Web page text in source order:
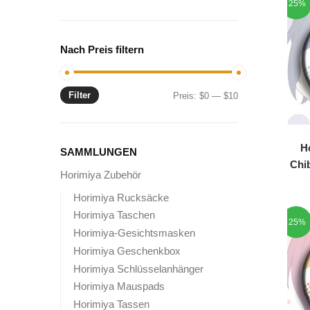
-25%
-25%
Nach Preis filtern
Min.
Max.
Filter Preis:$0 —$10
SAMMLUNGEN
Horimiya Zubehör
Horimiya Rucksäcke
Horimiya Taschen
Horimiya-Gesichtsmasken
Horimiya Geschenkbox
Horimiya Schlüsselanhänger
Horimiya Mauspads
Horimiya Tassen